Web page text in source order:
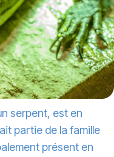
serpent, est en
partie de la famille
présent en